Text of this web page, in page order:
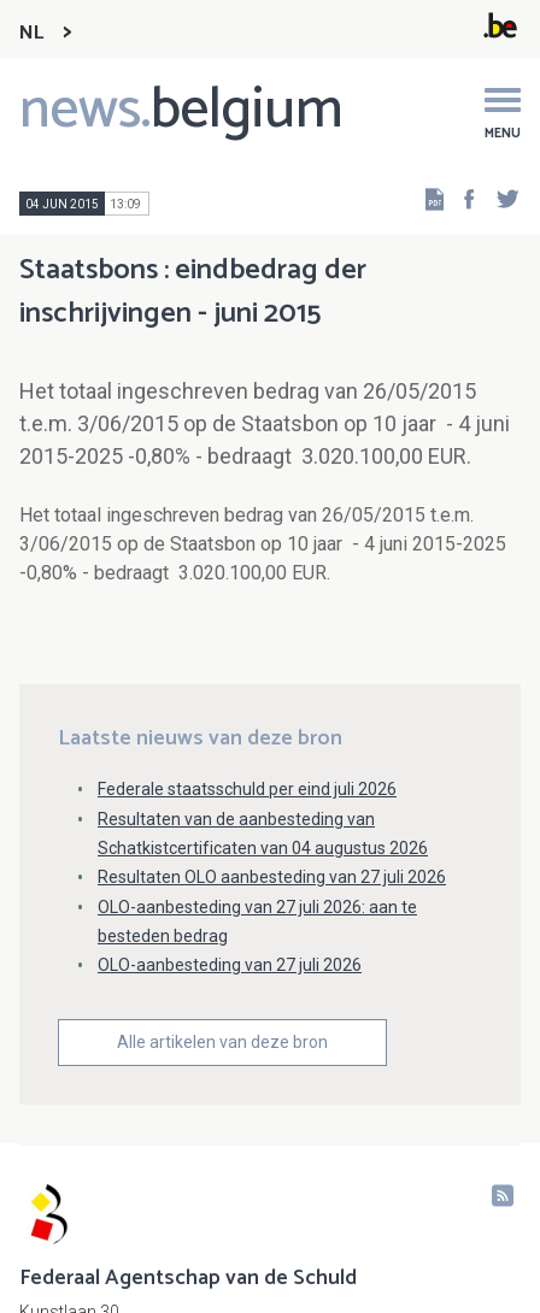
NL
news.belgium MENU
Main
navigation
04 JUN 2015 13:09
Staatsbons : eindbedrag der
inschrijvingen - juni 2015
Het totaal ingeschreven bedrag van 26/05/2015
t.e.m. 3/06/2015 op de Staatsbon op 10 jaar - 4 juni
2015-2025 -0,80% - bedraagt 3.020.100,00 EUR.
Het totaal ingeschreven bedrag van 26/05/2015 t.e.m.
3/06/2015 op de Staatsbon op 10 jaar - 4 juni 2015-2025
-0,80% - bedraagt 3.020.100,00 EUR.
Laatste nieuws van deze bron
Federale staatsschuld per eind juli 2026
Resultaten van de aanbesteding van
Schatkistcertificaten van 04 augustus 2026
Resultaten OLO aanbesteding van 27 juli 2026
OLO-aanbesteding van 27 juli 2026: aan te
besteden bedrag
OLO-aanbesteding van 27 juli 2026
Alle artikelen van deze bron
Federaal Agentschap van de Schuld